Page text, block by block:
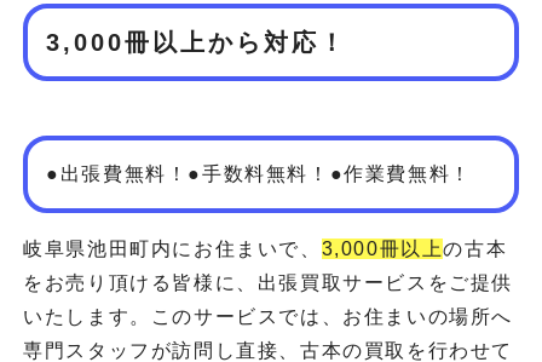
3,000冊以上から対応！
●出張費無料！●手数料無料！●作業費無料！
岐阜県池田町内にお住まいで、 3,000冊以上の古本
をお売り頂ける皆様に、出張買取サービスをご提供
いたします。このサービスでは、お住まいの場所へ
専門スタッフが訪問し直接、古本の買取を行わせて